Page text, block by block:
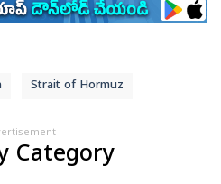
Strait of Hormuz
Category